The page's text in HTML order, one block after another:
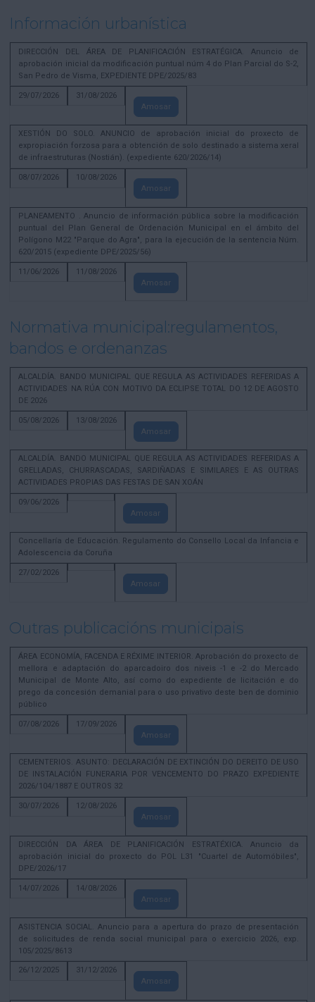
Información urbanística
DIRECCIÓN DEL ÁREA DE PLANIFICACIÓN ESTRATÉGICA. Anuncio de
aprobación inicial da modificación puntual núm 4 do Plan Parcial do S-2,
San Pedro de Visma, EXPEDIENTE DPE/2025/83
29/07/2026
31/08/2026
Amosar
XESTIÓN DO SOLO. ANUNCIO de aprobación inicial do proxecto de
expropiación forzosa para a obtención de solo destinado a sistema xeral
de infraestruturas (Nostián). (expediente 620/2026/14)
08/07/2026
10/08/2026
Amosar
PLANEAMENTO . Anuncio de información pública sobre la modificación
puntual del Plan General de Ordenación Municipal en el ámbito del
Polígono M22 "Parque do Agra", para la ejecución de la sentencia Núm.
620/2015 (expediente DPE/2025/56)
11/06/2026
11/08/2026
Amosar
Normativa municipal:regulamentos,
bandos e ordenanzas
ALCALDÍA. BANDO MUNICIPAL QUE REGULA AS ACTIVIDADES REFERIDAS A
ACTIVIDADES NA RÚA CON MOTIVO DA ECLIPSE TOTAL DO 12 DE AGOSTO
DE 2026
05/08/2026
13/08/2026
Amosar
ALCALDÍA. BANDO MUNICIPAL QUE REGULA AS ACTIVIDADES REFERIDAS A
GRELLADAS, CHURRASCADAS, SARDIÑADAS E SIMILARES E AS OUTRAS
ACTIVIDADES PROPIAS DAS FESTAS DE SAN XOÁN
09/06/2026
Amosar
Concellaría de Educación. Regulamento do Consello Local da Infancia e
Adolescencia da Coruña
27/02/2026
Amosar
Outras publicacións municipais
ÁREA ECONOMÍA, FACENDA E RÉXIME INTERIOR. Aprobación do proxecto de
mellora e adaptación do aparcadoiro dos niveis -1 e -2 do Mercado
Municipal de Monte Alto, así como do expediente de licitación e do
prego da concesión demanial para o uso privativo deste ben de dominio
público
07/08/2026
17/09/2026
Amosar
CEMENTERIOS. ASUNTO: DECLARACIÓN DE EXTINCIÓN DO DEREITO DE USO
DE INSTALACIÓN FUNERARIA POR VENCEMENTO DO PRAZO EXPEDIENTE
2026/104/1887 E OUTROS 32
30/07/2026
12/08/2026
Amosar
DIRECCIÓN DA ÁREA DE PLANIFICACIÓN ESTRATÉXICA. Anuncio da
aprobación inicial do proxecto do POL L31 "Cuartel de Automóbiles",
DPE/2026/17
14/07/2026
14/08/2026
Amosar
ASISTENCIA SOCIAL. Anuncio para a apertura do prazo de presentación
de solicitudes de renda social municipal para o exercicio 2026, exp.
105/2025/8613
26/12/2025
31/12/2026
Amosar